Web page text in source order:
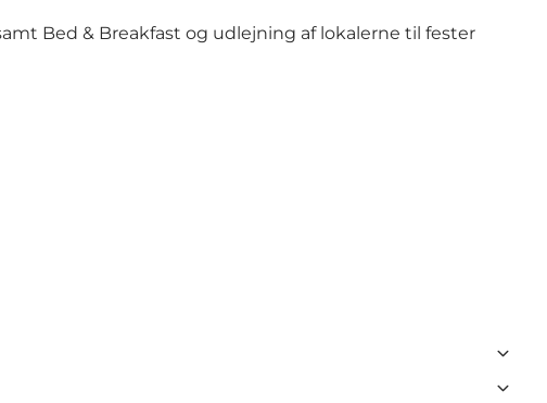
Bed & Breakfast og udlejning af lokalerne til fester